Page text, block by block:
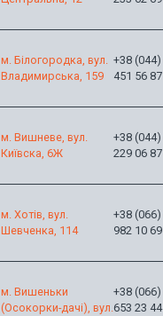
м. Білогородка, вул.
Владимирська, 159
+38 (044)
451 56 87
м. Вишневе, вул.
Київска, 6Ж
+38 (044)
229 06 87
м. Хотів, вул.
Шевченка, 114
+38 (066)
982 10 69
м. Вишеньки
(Осокорки-дачі), вул.
+38 (066)
653 23 44